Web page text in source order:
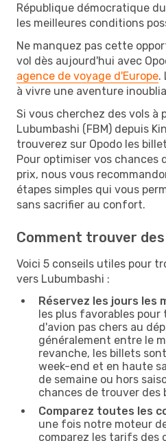
République démocratique
les meilleures conditions
Ne manquez pas cette
vol dès aujourd'hui avec
agence de voyage d'Europe.
à vivre une aventure
Si vous cherchez des vols à
Lubumbashi (FBM) depuis
trouverez sur Opodo les
Pour optimiser vos chances
prix, nous vous
étapes simples qui vous
sans sacrifier au confort.
Comment trouver
Voici 5 conseils utiles pour
vers Lubumbashi :
Réservez les jours les
les plus favorables
d'avion pas chers au
généralement entre le
revanche, les billets
week-end et en haute
de semaine ou hors
chances de trouver des
Comparez toutes les
une fois notre moteur
comparez les tarifs des